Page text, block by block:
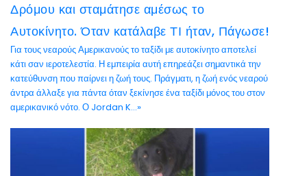
Δρόμου και σταμάτησε αμέσως το
Αυτοκίνητο. Όταν κατάλαβε ΤΙ ήταν, Πάγωσε!
Για τους νεαρούς Αμερικανούς το ταξίδι με αυτοκίνητο αποτελεί
κάτι σαν ιεροτελεστία. Η εμπειρία αυτή επηρεάζει σημαντικά την
κατεύθυνση που παίρνει η ζωή τους. Πράγματι, η ζωή ενός νεαρού
άντρα άλλαξε για πάντα όταν ξεκίνησε ένα ταξίδι μόνος του στον
αμερικανικό νότο. Ο Jordan K...»